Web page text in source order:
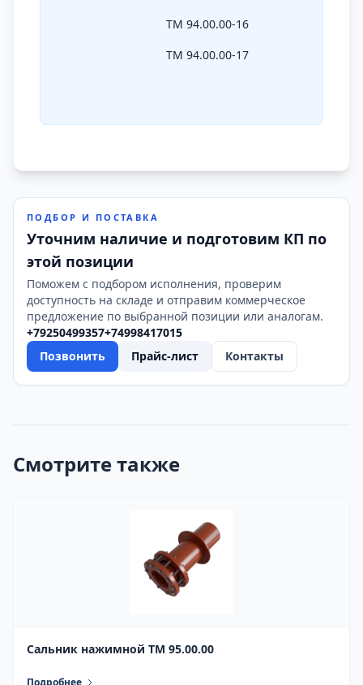
ТМ 94.00.00-16
ТМ 94.00.00-17
ПОДБОР И ПОСТАВКА
Уточним наличие и подготовим КП по
этой позиции
Поможем с подбором исполнения, проверим
доступность на складе и отправим коммерческое
предложение по выбранной позиции или аналогам.
+79250499357+74998417015
Позвонить
Прайс-лист Контакты
Смотрите также
Сальник нажимной ТМ 95.00.00
Подробнее